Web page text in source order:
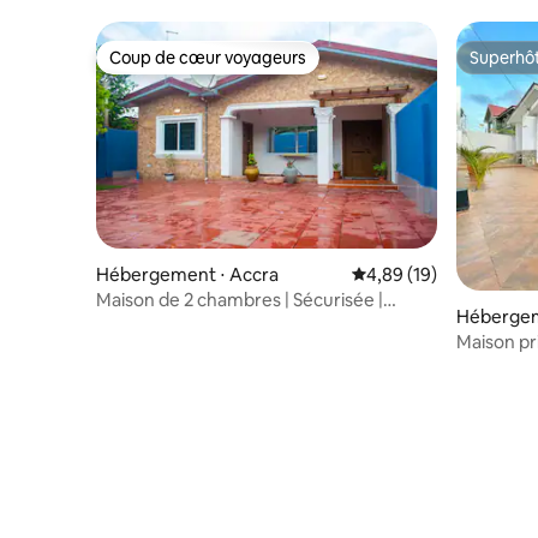
Coup de cœur voyageurs
Coup de cœur voyageurs
Hébergement ⋅ Accra Évaluation moyenne
4,89 (19)
Maison de 2 chambres | Sécurisée |
Maison